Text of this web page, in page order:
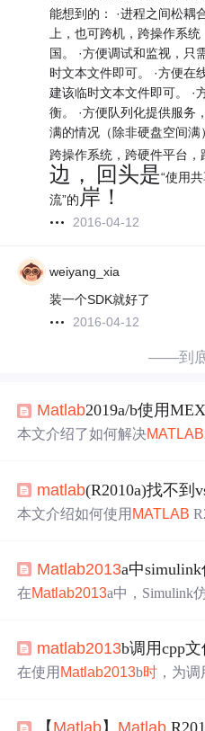
能想到的： ·进程之间松耦
上，也可跨机，跨操作系
国。 ·方便调试和监视，只
时文本文件即可。 ·方便在
建该临时文本文件即可。 ·
衡。 ·方便队列化提供服务
满的情况（除非硬盘空间
跨操作系统，跨硬件平台，
边，
回头是“使用
流”的 岸！
2016-04-12
weiyang_xia
装一个SDK就好了
2016-04-12
——到
Matlab2019a/b使用
本文介绍了如何解决MATLAB
强调了正确安装VS2019的必
MATLAB2019及以上版本和
matlab(R2010a)找不到
本文介绍如何使用 MATLAB
Matlab2013a中
在Matlab2013a中，Simulink
坊，包括备份文件、替换安
为MSVC 2012。该问题 已在R
matlab2013b调用cpp
在使用 Matlab2013b时 ，为